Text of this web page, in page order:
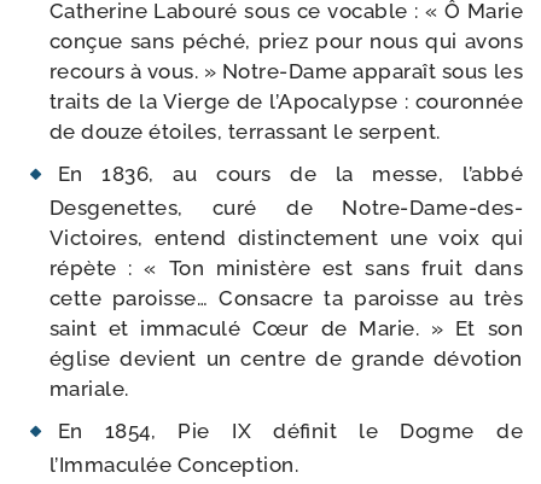
Catherine Labouré sous ce vocable : « Ô Marie
conçue sans péché, priez pour nous qui avons
recours à vous. » Notre-​Dame appa­raît sous les
traits de la Vierge de l’Apocalypse : cou­ron­née
de douze étoiles, ter­ras­sant le serpent.
En 1836, au cours de la messe, l’abbé
Desgenettes, curé de Notre-​Dame-​des-​
Victoires, entend dis­tinc­te­ment une voix qui
répète : « Ton minis­tère est sans fruit dans
cette paroisse… Consacre ta paroisse au très
saint et imma­cu­lé Cœur de Marie. » Et son
église devient un centre de grande dévo­tion
mariale.
En 1854, Pie IX défi­nit le Dogme de
l’Immaculée Conception.